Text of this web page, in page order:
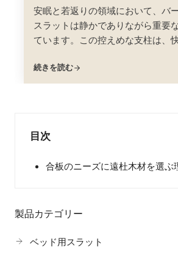
安眠と若返りの領域において、バ
スラットは静かでありながら重要
ています。この控えめな支柱は、
て全体的な睡眠の質を保証します
質で費用対効果の高いバーチベッ
続きを読む
目次
合板のニーズに遠杜木材を選ぶ
製品カテゴリー
ベッド用スラット